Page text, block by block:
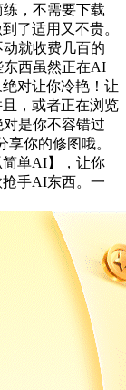
，不需要下载
了适用又不贵。
就收费几百的
西虽然正在AI
对让你冷艳！让
，或者正在浏览
是你不容错过
你的修图哦。
单AI】，让你
手AI东西。一